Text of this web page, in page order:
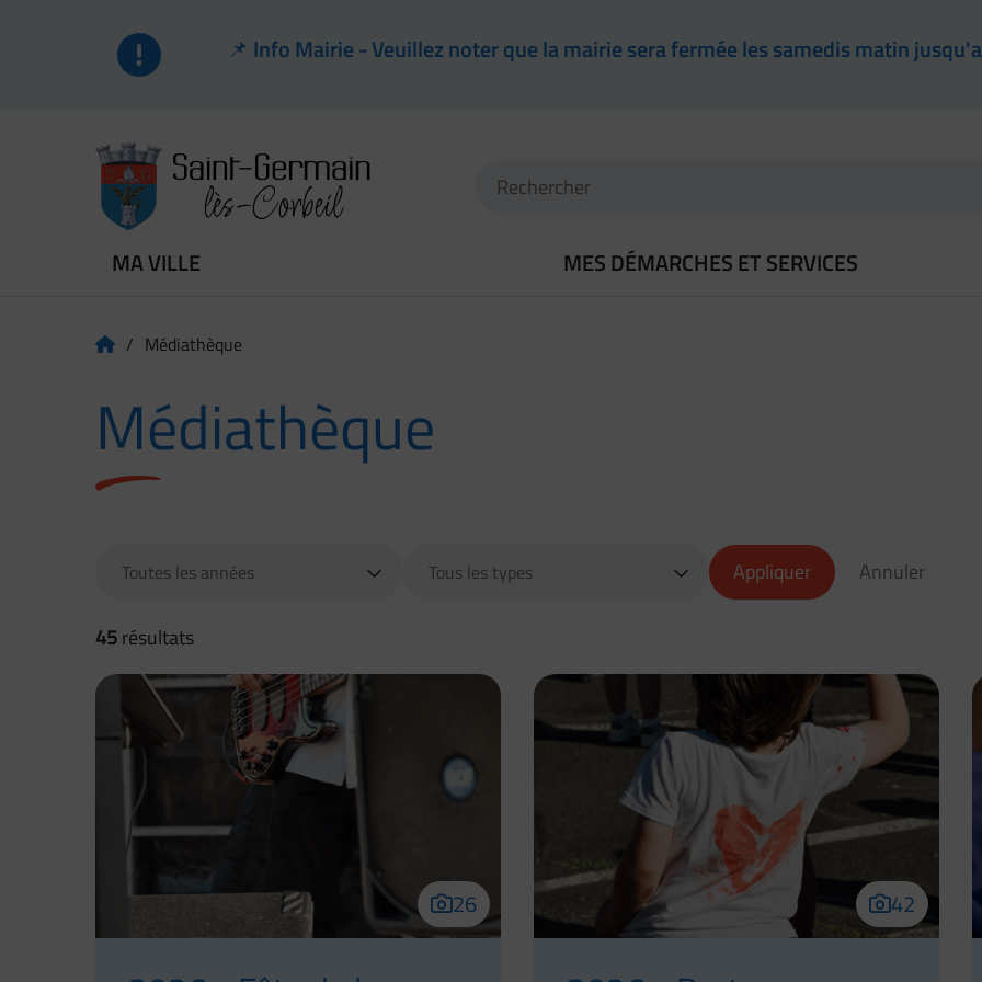
Flash info
📌 Info Mairie - Veuillez noter que la mairie sera fermée les samedis matin
Recherche
(Mot(s) clés de minimum 3 caractères)
MA VILLE MES DÉMARCHES ET SERVICES
Page d'accueil du site
/ Médiathèque
Médiathèque
Appliquer Annuler
45résultats
Liste des vidéos et galeries
26 42